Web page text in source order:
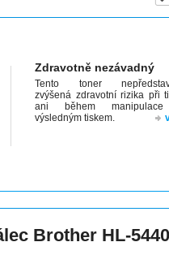
Zdravotně nezávadný
Tento toner
zvýšená zdravotní rizika při
ani během
výsledným tiskem.
Brother HL-5440